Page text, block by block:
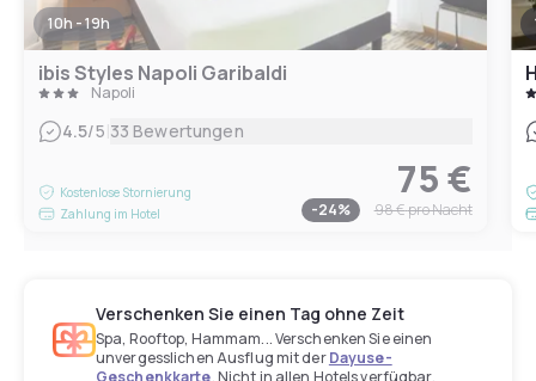
10h - 19h
ibis Styles Napoli Garibaldi
Napoli
4.5/5|33 Bewertungen
Kostenlose Stornierung
Zahlung im Hotel
75 €
-24% 98 €pro Nacht
Verschenken Sie einen Tag ohne Zeit
Spa, Rooftop, Hammam... Verschenken Sie einen
unvergesslichen Ausflug mit derDayuse-
Geschenkkarte. Nicht in allen Hotels verfügbar.